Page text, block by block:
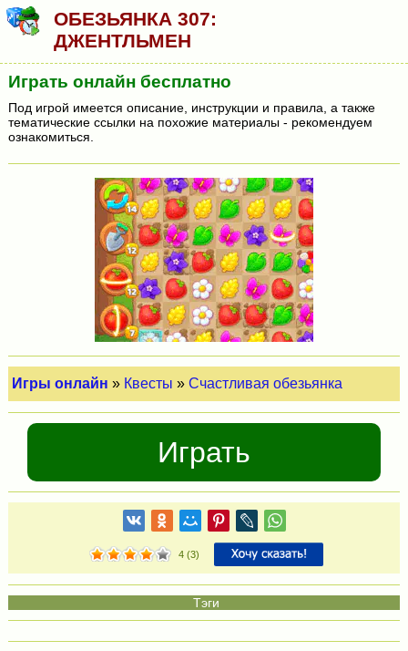
ОБЕЗЬЯНКА 307:
ДЖЕНТЛЬМЕН
Играть онлайн бесплатно
Под игрой имеется описание, инструкции и правила, а также
тематические ссылки на похожие материалы - рекомендуем
ознакомиться.
Игры онлайн » Квесты »Счастливая обезьянка
Играть
4 (3)